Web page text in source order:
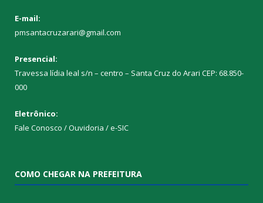
E-mail:
pmsantacruzarari@gmail.com
Presencial:
Travessa lídia leal s/n – centro – Santa Cruz do Arari CEP: 68.850-
000
Eletrônico:
Fale Conosco / Ouvidoria / e-SIC
COMO CHEGAR NA PREFEITURA